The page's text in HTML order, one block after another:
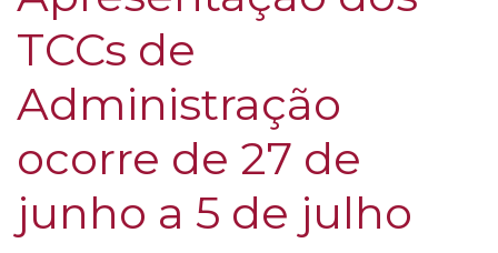
TCCs de
Administração
ocorre de 27 de
junho a 5 de julho